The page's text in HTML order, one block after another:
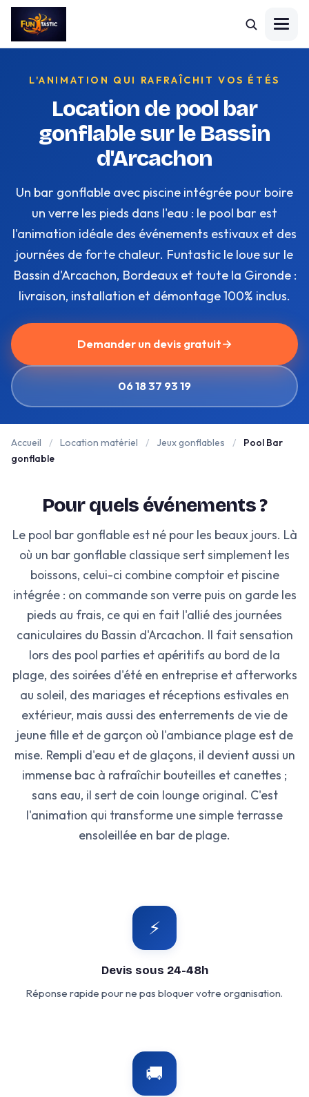
L'ANIMATION QUI RAFRAÎCHIT VOS ÉTÉS
Location de pool bar
gonflable sur le Bassin
d'Arcachon
Un bar gonflable avec piscine intégrée pour boire
un verre les pieds dans l'eau : le pool bar est
l'animation idéale des événements estivaux et des
journées de forte chaleur. Funtastic le loue sur le
Bassin d'Arcachon, Bordeaux et toute la Gironde :
livraison, installation et démontage 100% inclus.
Demander un devis gratuit→
06 18 37 93 19
Accueil / Location matériel / Jeux gonflables /
Pool Bar
gonflable
Pour quels événements ?
Le pool bar gonflable est né pour les beaux jours. Là
où un bar gonflable classique sert simplement les
boissons, celui-ci combine comptoir et piscine
intégrée : on commande son verre puis on garde les
pieds au frais, ce qui en fait l'allié des journées
caniculaires du Bassin d'Arcachon. Il fait sensation
lors des pool parties et apéritifs au bord de la
plage, des soirées d'été en entreprise et afterworks
au soleil, des mariages et réceptions estivales en
extérieur, mais aussi des enterrements de vie de
jeune fille et de garçon où l'ambiance plage est de
mise. Rempli d'eau et de glaçons, il devient aussi un
immense bac à rafraîchir bouteilles et canettes ;
sans eau, il sert de coin lounge original. C'est
l'animation qui transforme une simple terrasse
ensoleillée en bar de plage.
⚡
Devis sous 24-48h
Réponse rapide pour ne pas bloquer votre organisation.
🚚